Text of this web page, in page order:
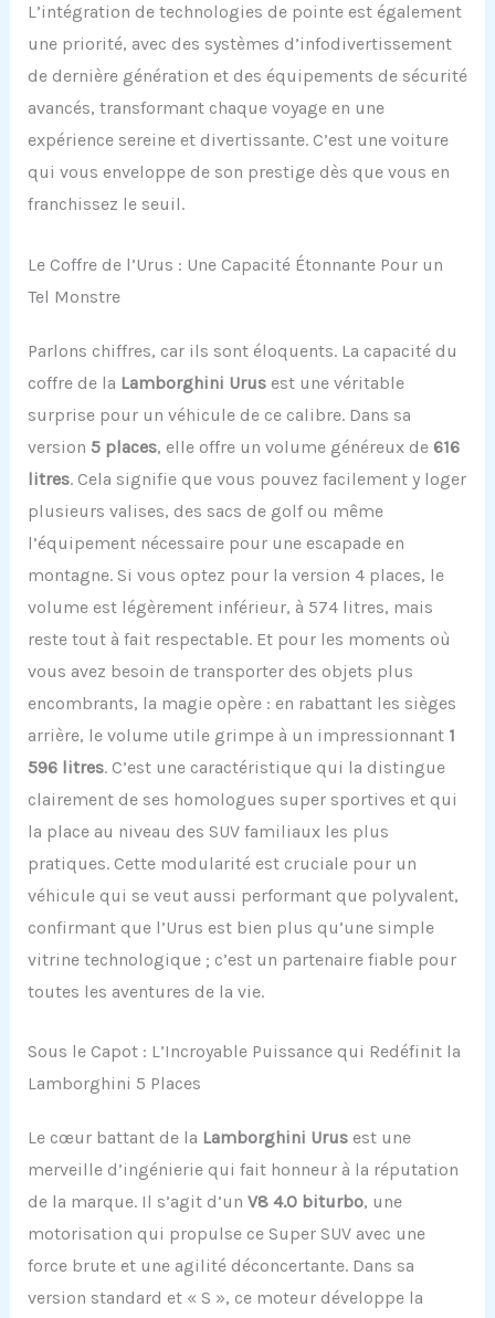
L’intégration de technologies de pointe est également
une priorité, avec des systèmes d’infodivertissement
de dernière génération et des équipements de sécurité
avancés, transformant chaque voyage en une
expérience sereine et divertissante. C’est une voiture
qui vous enveloppe de son prestige dès que vous en
franchissez le seuil.
Le Coffre de l’Urus : Une Capacité Étonnante Pour un
Tel Monstre
Parlons chiffres, car ils sont éloquents. La capacité du
coffre de la Lamborghini Urusest une véritable
surprise pour un véhicule de ce calibre. Dans sa
version 5 places, elle offre un volume généreux de 616
litres. Cela signifie que vous pouvez facilement y loger
plusieurs valises, des sacs de golf ou même
l’équipement nécessaire pour une escapade en
montagne. Si vous optez pour la version 4 places, le
volume est légèrement inférieur, à 574 litres, mais
reste tout à fait respectable. Et pour les moments où
vous avez besoin de transporter des objets plus
encombrants, la magie opère : en rabattant les sièges
arrière, le volume utile grimpe à un impressionnant 1
596 litres. C’est une caractéristique qui la distingue
clairement de ses homologues super sportives et qui
la place au niveau des SUV familiaux les plus
pratiques. Cette modularité est cruciale pour un
véhicule qui se veut aussi performant que polyvalent,
confirmant que l’Urus est bien plus qu’une simple
vitrine technologique ; c’est un partenaire fiable pour
toutes les aventures de la vie.
Sous le Capot : L’Incroyable Puissance qui Redéfinit la
Lamborghini 5 Places
Le cœur battant de la Lamborghini Urusest une
merveille d’ingénierie qui fait honneur à la réputation
de la marque. Il s’agit d’un V8 4.0 biturbo, une
motorisation qui propulse ce Super SUV avec une
force brute et une agilité déconcertante. Dans sa
version standard et « S », ce moteur développe la